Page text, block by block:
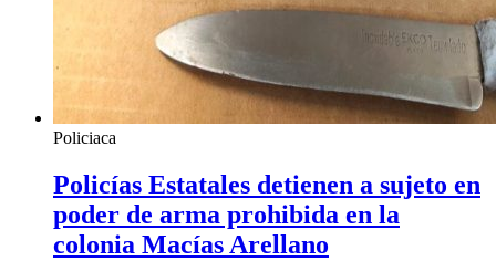
Policiaca
Policías Estatales detienen a sujeto en
poder de arma prohibida en la
colonia Macías Arellano